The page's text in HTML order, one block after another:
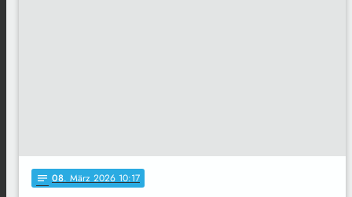
notes 08. März 2026 10:17